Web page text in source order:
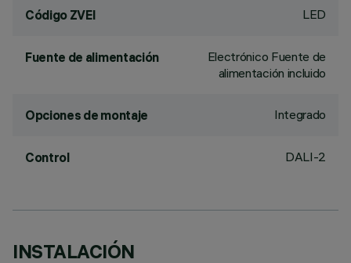
Código ZVEI LED
Fuente de alimentación
Electrónico Fuente de
alimentación incluido
Opciones de montaje Integrado
Control DALI-2
INSTALACIÓN